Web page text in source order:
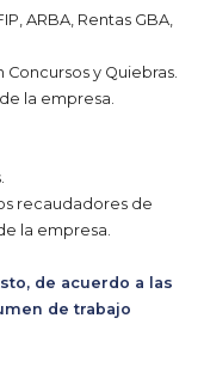
ARBA, Rentas GBA,
y Quiebras.
la empresa.
recaudadores de
la empresa.
de acuerdo a las
de trabajo